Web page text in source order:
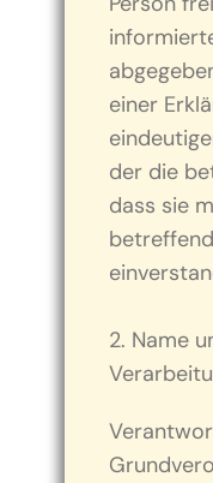
einer
der die
dass sie
2. Name